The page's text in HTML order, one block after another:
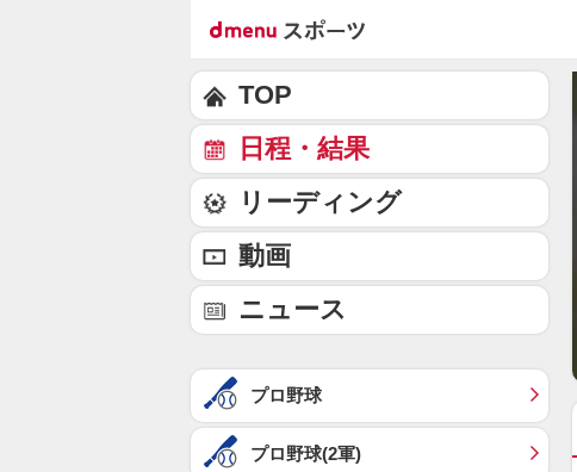
TOP
日程・結果
リーディング
動画
ニュース
プロ野球
プロ野球(2軍)